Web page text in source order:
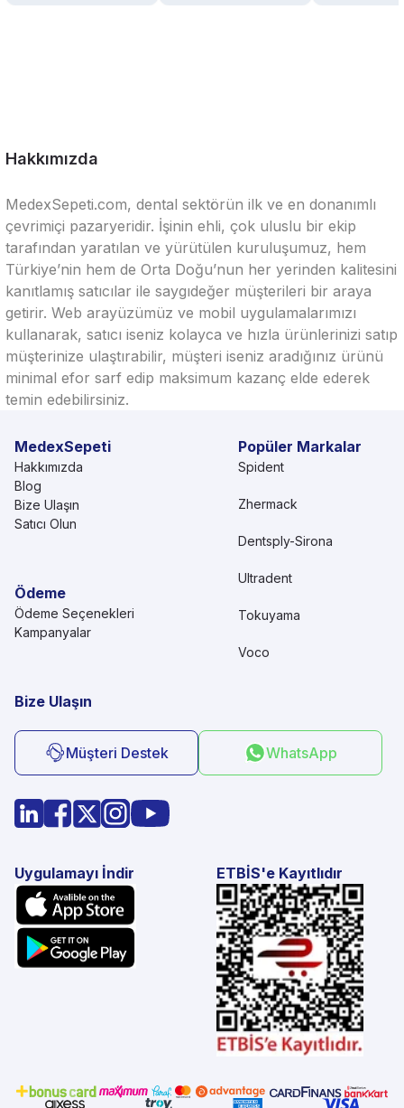
Hakkımızda
MedexSepeti.com, dental sektörün ilk ve en donanımlı
çevrimiçi pazaryeridir. İşinin ehli, çok uluslu bir ekip
tarafından yaratılan ve yürütülen kuruluşumuz, hem
Türkiye’nin hem de Orta Doğu’nun her yerinden kalitesini
kanıtlamış satıcılar ile saygıdeğer müşterileri bir araya
getirir. Web arayüzümüz ve mobil uygulamalarımızı
kullanarak, satıcı iseniz kolayca ve hızla ürünlerinizi satıp
müşterinize ulaştırabilir, müşteri iseniz aradığınız ürünü
minimal efor sarf edip maksimum kazanç elde ederek
temin edebilirsiniz.
MedexSepeti
Hakkımızda
Blog
Bize Ulaşın
Satıcı Olun
Ödeme
Ödeme Seçenekleri
Kampanyalar
Popüler Markalar
Spident
Zhermack
Dentsply-Sirona
Ultradent
Tokuyama
Voco
Bize Ulaşın
Müşteri Destek WhatsApp
Uygulamayı İndir ETBİS'e Kayıtlıdır